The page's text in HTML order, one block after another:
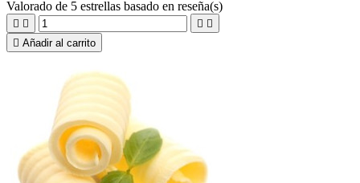
Valorado de 5 estrellas basado en reseña(s)
   
 Añadir al carrito